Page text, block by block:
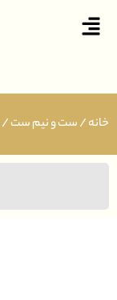
خانه/ست و نیم ست/